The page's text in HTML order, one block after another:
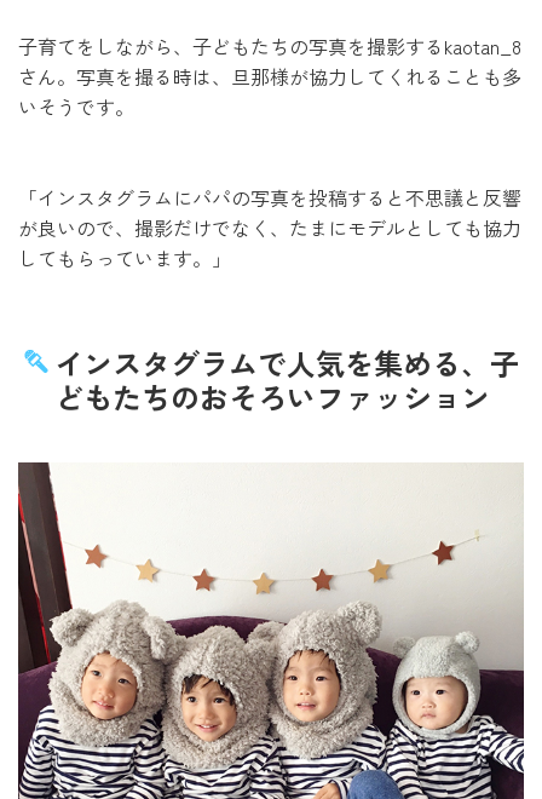
子育てをしながら、子どもたちの写真を撮影するkaotan_8
さん。写真を撮る時は、旦那様が協力してくれることも多
いそうです。
「インスタグラムにパパの写真を投稿すると不思議と反響
が良いので、撮影だけでなく、たまにモデルとしても協力
してもらっています。」
インスタグラムで人気を集める、子
どもたちのおそろいファッション